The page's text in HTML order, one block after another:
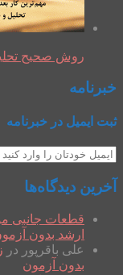
روش صحیح
خبرنامه
ثبت ایمیل در خبرنامه
آخرین دیدگاه‌ها
قطعات جانبی
ارشد بدون
علی باقرپور در
بدون آزمون